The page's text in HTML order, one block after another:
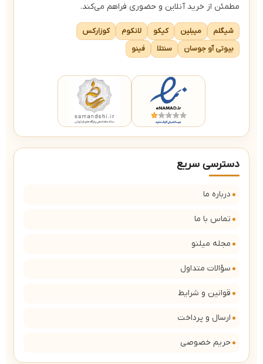
مطمئن از خرید آنلاین و حضوری فراهم می‌کند.
شیگلم میبلین کیکو لانکوم
کوزارکس
بیوتی آو جوسان
سنتلا فینو
دسترسی سریع
درباره ما
تماس با ما
مجله میلنو
سؤالات متداول
قوانین و شرایط
ارسال و پرداخت
حریم خصوصی